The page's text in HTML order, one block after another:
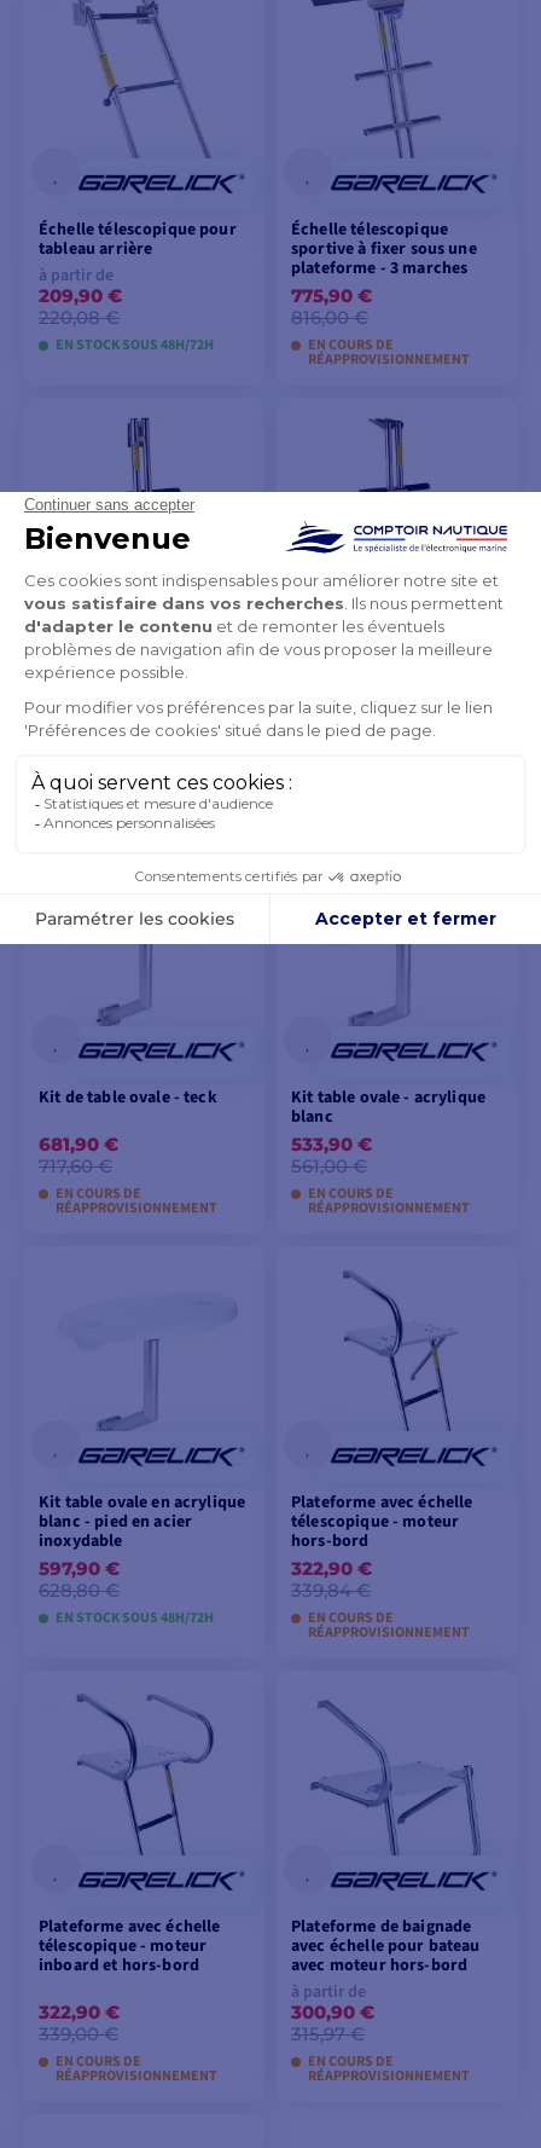
PANIER
Échelle télescopique pour
tableau arrière
à partir de
209,90 €
220,08 €
EN STOCK SOUS 48H/72H
VOIR LES MODÈLES
Échelle télescopique
sportive à fixer sous une
plateforme - 3 marches
775,90 €
816,00 €
EN COURS DE
RÉAPPROVISIONNEMENT
AJOUTER AU
PANIER
Échelle télescopique
sportive à fixer sur tableau
à partir de
523,90 €
EN COURS DE
RÉAPPROVISIONNEMENT
VOIR LES MODÈLES
Échelle télescopique
à partir de
422,90 €
VOIR LES MODÈLES
Kit de table ovale - teck
681,90 €
717,60 €
EN COURS DE
RÉAPPROVISIONNEMENT
Kit table ovale - acrylique
blanc
533,90 €
561,00 €
EN COURS DE
RÉAPPROVISIONNEMENT
AJOUTER AU
PANIER
Kit table ovale en acrylique
blanc - pied en acier
inoxydable
597,90 €
628,80 €
EN STOCK SOUS 48H/72H
AJOUTER AU
PANIER
Plateforme avec échelle
télescopique - moteur
hors-bord
322,90 €
339,84 €
EN COURS DE
RÉAPPROVISIONNEMENT
AJOUTER AU
PANIER
Plateforme avec échelle
télescopique - moteur
inboard et hors-bord
322,90 €
339,00 €
EN COURS DE
RÉAPPROVISIONNEMENT
Plateforme de baignade
avec échelle pour bateau
avec moteur hors-bord
à partir de
300,90 €
315,97 €
EN COURS DE
RÉAPPROVISIONNEMENT